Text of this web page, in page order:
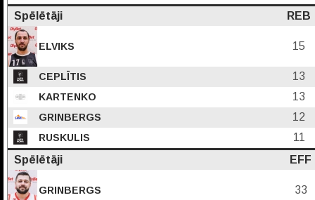
Spēlētāji
REB
ELVIKS 15
CEPLĪTIS 13
KARTENKO 13
GRINBERGS 12
RUSKULIS
11
Spēlētāji
EFF
GRINBERGS 33